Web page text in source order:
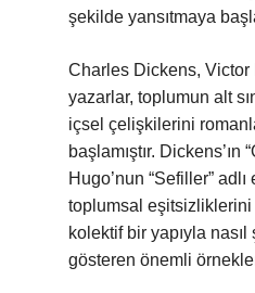
şekilde yansıtmaya
Charles Dickens,
yazarlar, toplumun alt
içsel çelişkilerini
başlamıştır. Dickens’ın
Hugo’nun “Sefiller”
toplumsal
kolektif bir yapıyla
gösteren önemli